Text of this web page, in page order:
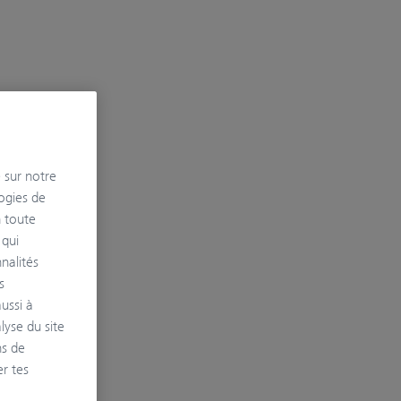
sur notre
de
toute
à
du site
de
tes